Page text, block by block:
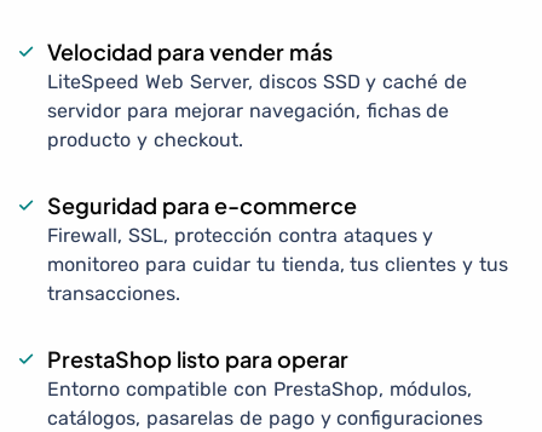
Velocidad para vender más
LiteSpeed Web Server, discos SSD y caché de
servidor para mejorar navegación, fichas de
producto y checkout.
Seguridad para e-commerce
Firewall, SSL, protección contra ataques y
monitoreo para cuidar tu tienda, tus clientes y tus
transacciones.
PrestaShop listo para operar
Entorno compatible con PrestaShop, módulos,
catálogos, pasarelas de pago y configuraciones